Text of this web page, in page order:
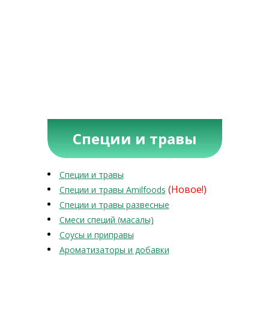
Специи и травы
Специи и травы
Специи и травы Amilfoods (Новое!)
Специи и травы развесные
Смеси специй (масалы)
Соусы и приправы
Ароматизаторы и добавки